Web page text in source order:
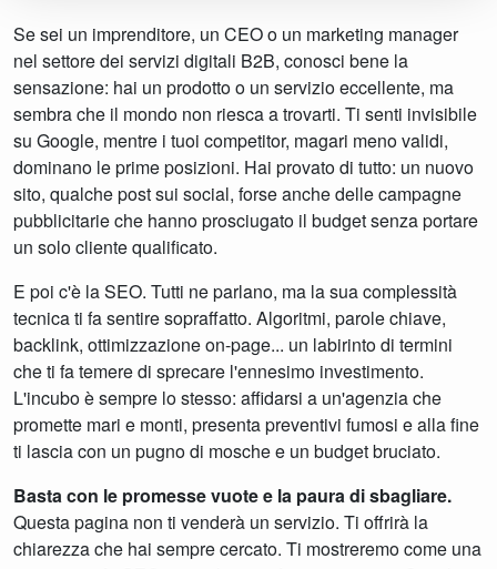
Se sei un imprenditore, un CEO o un marketing manager
nel settore dei servizi digitali B2B, conosci bene la
sensazione: hai un prodotto o un servizio eccellente, ma
sembra che il mondo non riesca a trovarti. Ti senti invisibile
su Google, mentre i tuoi competitor, magari meno validi,
dominano le prime posizioni. Hai provato di tutto: un nuovo
sito, qualche post sui social, forse anche delle campagne
pubblicitarie che hanno prosciugato il budget senza portare
un solo cliente qualificato.
E poi c'è la SEO. Tutti ne parlano, ma la sua complessità
tecnica ti fa sentire sopraffatto. Algoritmi, parole chiave,
backlink, ottimizzazione on-page... un labirinto di termini
che ti fa temere di sprecare l'ennesimo investimento.
L'incubo è sempre lo stesso: affidarsi a un'agenzia che
promette mari e monti, presenta preventivi fumosi e alla fine
ti lascia con un pugno di mosche e un budget bruciato.
Basta con le promesse vuote e la paura di sbagliare.
Questa pagina non ti venderà un servizio. Ti offrirà la
chiarezza che hai sempre cercato. Ti mostreremo come una